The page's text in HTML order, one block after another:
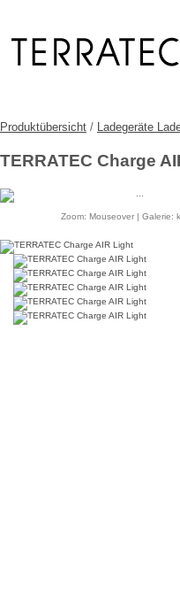
Produktübersicht / Ladegeräte
TERRATEC Charge
Zoom: Mouseover | Galerie: